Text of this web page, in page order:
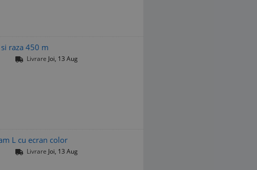
raza 450 m
Livrare Joi, 13 Aug
L cu ecran color
Livrare Joi, 13 Aug